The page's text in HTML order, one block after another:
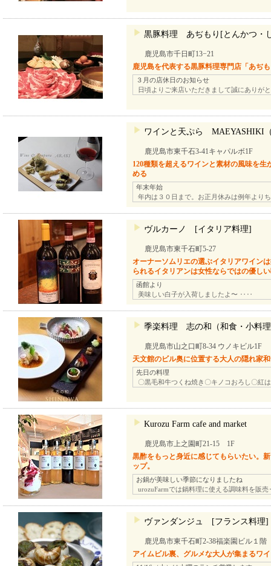
黒豚料理 あぢもり[とんかつ・
鹿児島市千日町13−21
鹿児島を代表する黒豚料理専門店「あぢ
３月の店休日のお知らせ
日頃よりご来店いただきまして誠にありが
ワインと天ぷら MAEYASHIKI
鹿児島市東千石3-41キャパルボ1F
120種類を超えるワインと素材の風味を
める
年末年始
年内は３０日まで。お正月休みは例年より
ヴルカーノ [イタリア料理]
鹿児島市東千石町5-27
オーナーソムリエの選ぶイタリアワイン
られるイタリアンは女性ならではの優し
函館より
美味しい白子が入荷しましたよ〜 ‥‥
季楽料理 志の和（和食・小料
鹿児島市山之口町8-34 ウノキビル1F
天文館のビル奥に位置する大人の隠れ家
先日の料理
〇黒毛和牛つくね焼き〇キノコおろし〇紅
Kurozu Farm cafe and market
鹿児島市上之園町21-15 1F
黒酢をもっと身近に感じてもらいたい。
ップ。
お鍋が美味しい季節になりましたね
urozuFarmでは鍋料理に使える調味料を販
ヴァンダンジュ [フランス料理]
鹿児島市東千石町2-38福楽園ビル１階
アイムビル裏、グルメな大人が集まるワ